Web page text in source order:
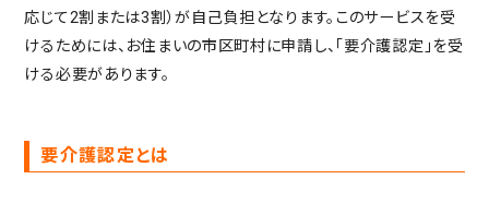
応じて2割または3割）が自己負担となります。このサービスを受
けるためには、お住まいの市区町村に申請し、「要介護認定」を受
ける必要があります。
要介護認定とは